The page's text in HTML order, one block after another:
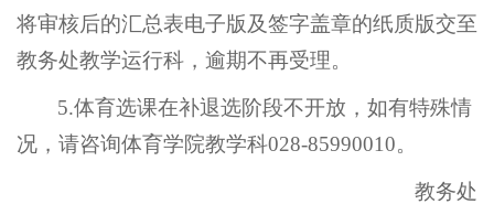
将审核后的汇总表电子版及签字盖章的纸质版交至
教务处教学运行科，逾期不再受理。
5.体育选课在补退选阶段不开放，如有特殊情
况，请咨询体育学院教学科028-85990010。
教务处